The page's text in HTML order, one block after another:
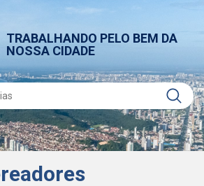
TRABALHANDO PELO BEM DA
NOSSA CIDADE